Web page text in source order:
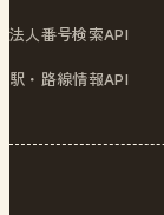
法人番号検索API
駅・路線情報API